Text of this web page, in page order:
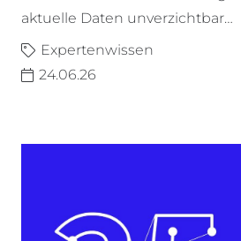
aktuelle Daten unverzichtbar…
Expertenwissen
24.06.26